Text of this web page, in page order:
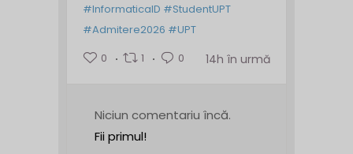
#InformaticaID #StudentUPT
#Admitere2026 #UPT
0
1 0 14h în urmă
Niciun comentariu încă.
Fii primul!